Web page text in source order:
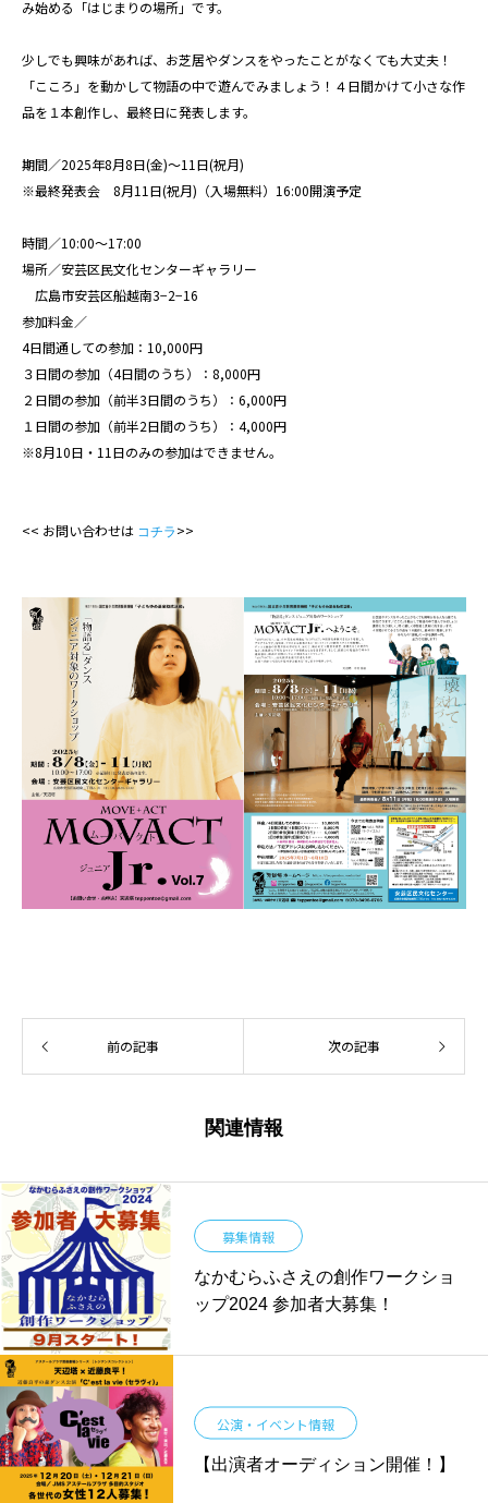
み始める「はじまりの場所」です。
少しでも興味があれば、お芝居やダンスをやったことがなくても大丈夫！
「こころ」を動かして物語の中で遊んでみましょう！４日間かけて小さな作
品を１本創作し、最終日に発表します。
期間／2025年8月8日(金)〜11日(祝月)
※最終発表会 8月11日(祝月)（入場無料）16:00開演予定
時間／10:00〜17:00
場所／安芸区民文化センターギャラリー
広島市安芸区船越南3−2−16
参加料金／
4日間通しての参加：10,000円
３日間の参加（4日間のうち）：8,000円
２日間の参加（前半3日間のうち）：6,000円
１日間の参加（前半2日間のうち）：4,000円
※8月10日・11日のみの参加はできません。
<< お問い合わせは コチラ >>
前の記事 次の記事
関連情報
募集情報
なかむらふさえの創作ワークショ
ップ2024 参加者大募集！
公演・イベント情報
【出演者オーディション開催！】